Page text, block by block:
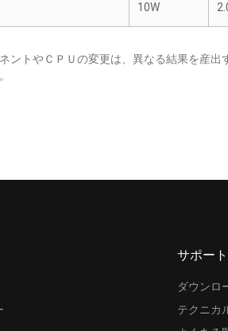
10W
トやＣＰＵの変更は、異なる結果を産出
サポート
ダウンロ
テクニカ